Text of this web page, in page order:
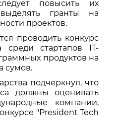
повысить их
гранты на
проектов.
проводить конкурс
среди стартапов IT-
продуктов на
сумов.
подчеркнул, что
должны оценивать
компании,
"President Tech